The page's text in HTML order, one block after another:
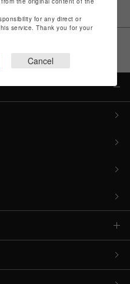
PARCOポイント進呈
い物がオトクに
for any direct or
service. Thank you for your
Cancel